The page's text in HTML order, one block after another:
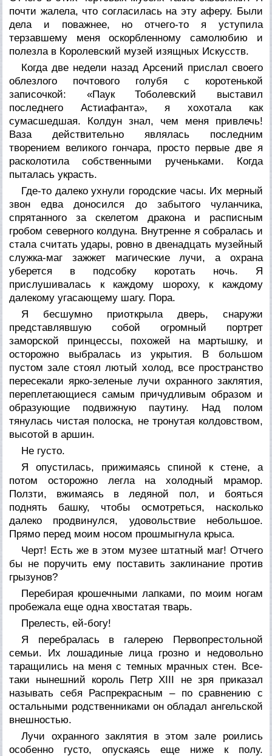
почти жалела, что согласилась на эту аферу. Были
дела и поважнее, но отчего-то я уступила
терзавшему меня оскорбленному самолюбию и
полезла в Королевский музей изящных Искусств.
Когда две недели назад Арсений прислал своего
облезлого почтового голубя с коротенькой
записочкой: «Паук Тоболевский выставил
последнего Астиафанта», я хохотала как
сумасшедшая. Колдун знал, чем меня привлечь!
Ваза действительно являлась последним
творением великого гончара, просто первые две я
расколотила собственными рученьками. Когда
пыталась украсть.
Где-то далеко ухнули городские часы. Их мерный
звон едва доносился до забытого чуланчика,
спрятанного за скелетом дракона и расписным
гробом северного колдуна. Внутренне я собралась и
стала считать удары, ровно в двенадцать музейный
служка-маг зажжет магические лучи, а охрана
уберется в подсобку коротать ночь. Я
прислушивалась к каждому шороху, к каждому
далекому угасающему шагу. Пора.
Я бесшумно приоткрыла дверь, снаружи
представлявшую собой огромный портрет
заморской принцессы, похожей на мартышку, и
осторожно выбралась из укрытия. В большом
пустом зале стоял лютый холод, все пространство
пересекали ярко-зеленые лучи охранного заклятия,
переплетающиеся самым причудливым образом и
образующие подвижную паутину. Над полом
тянулась чистая полоска, не тронутая колдовством,
высотой в аршин.
Не густо.
Я опустилась, прижимаясь спиной к стене, а
потом осторожно легла на холодный мрамор.
Ползти, вжимаясь в ледяной пол, и бояться
поднять башку, чтобы осмотреться, насколько
далеко продвинулся, удовольствие небольшое.
Прямо перед моим носом прошмыгнула крыса.
Черт! Есть же в этом музее штатный маг! Отчего
бы не поручить ему поставить заклинание против
грызунов?
Перебирая крошечными лапками, по моим ногам
пробежала еще одна хвостатая тварь.
Прелесть, ей-богу!
Я перебралась в галерею Первопрестольной
семьи. Их лошадиные лица грозно и недовольно
таращились на меня с темных мрачных стен. Все-
таки нынешний король Петр XIII не зря приказал
называть себя Распрекрасным – по сравнению с
остальными родственниками он обладал ангельской
внешностью.
Лучи охранного заклятия в этом зале роились
особенно густо, опускаясь еще ниже к полу.